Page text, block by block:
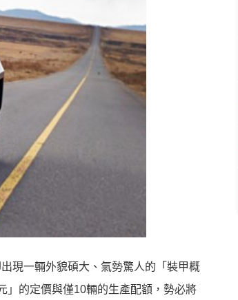
現一輛外貌碩大、氣勢驚人的「裝甲概
」的定價與僅10輛的生產配額，勢必將